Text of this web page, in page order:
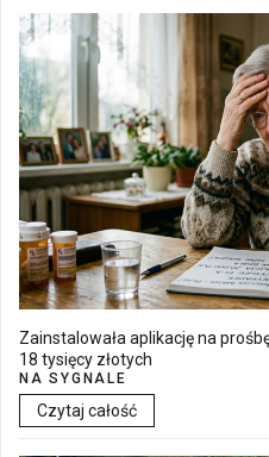
Zainstalowała aplikację na
18 tysięcy złotych
NA SYGNALE
Czytaj całość